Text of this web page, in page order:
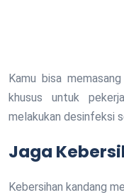
Kamu bisa
khusus untuk
melakukan desinfeksi
Jaga
Kebersihan kandang